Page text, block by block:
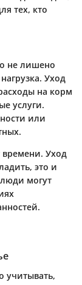
тех, кто
не лишено
. Уход
на корм
услуги.
или
Уход
это и
могут
учитывать,